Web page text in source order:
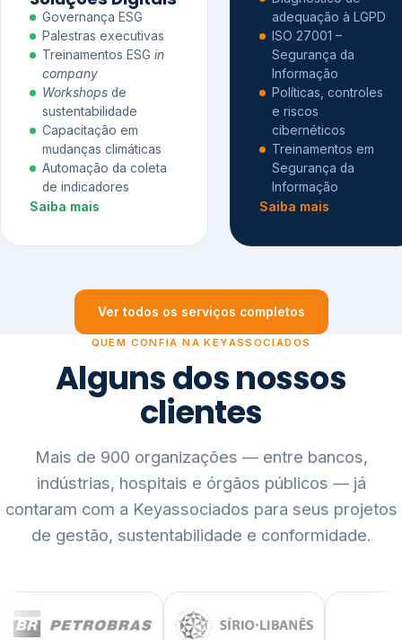
Governança ESG
Palestras executivas
Treinamentos ESG in
company
Workshops de
sustentabilidade
Capacitação em
mudanças climáticas
Automação da coleta
de indicadores
Saiba mais
adequação à LGPD
ISO 27001 –
Segurança da
Informação
Políticas, controles
e riscos
cibernéticos
Treinamentos em
Segurança da
Informação
Saiba mais
Ver todos os serviços completos
QUEM CONFIA NA KEYASSOCIADOS
Alguns dos nossos
clientes
Mais de 900 organizações — entre bancos,
indústrias, hospitais e órgãos públicos — já
contaram com a Keyassociados para seus projetos
de gestão, sustentabilidade e conformidade.